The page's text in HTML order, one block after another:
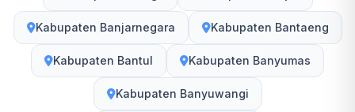
Kabupaten Banjarnegara Kabupaten Bantaeng
Kabupaten Bantul Kabupaten Banyumas
Kabupaten Banyuwangi